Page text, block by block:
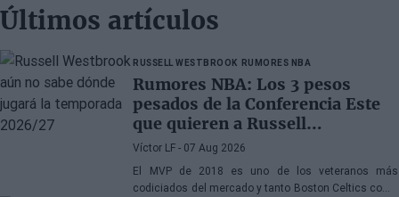
Últimos artículos
RUSSELL WESTBROOK RUMORES NBA
Rumores NBA: Los 3 pesos
pesados de la Conferencia Este
que quieren a Russell
Westbrook
Víctor LF - 07 Aug 2026
El MVP de 2018 es uno de los veteranos más
codiciados del mercado y tanto Boston Celtics como